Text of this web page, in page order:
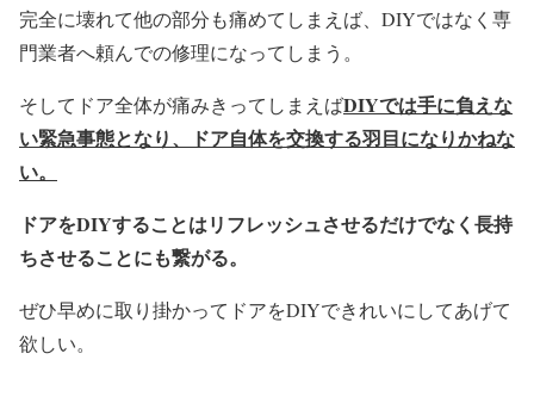
完全に壊れて他の部分も痛めてしまえば、DIYではなく専
門業者へ頼んでの修理になってしまう。
そしてドア全体が痛みきってしまえばDIYでは手に負えな
い緊急事態となり、ドア自体を交換する羽目になりかねな
い。
ドアをDIYすることはリフレッシュさせるだけでなく長持
ちさせることにも繋がる。
ぜひ早めに取り掛かってドアをDIYできれいにしてあげて
欲しい。